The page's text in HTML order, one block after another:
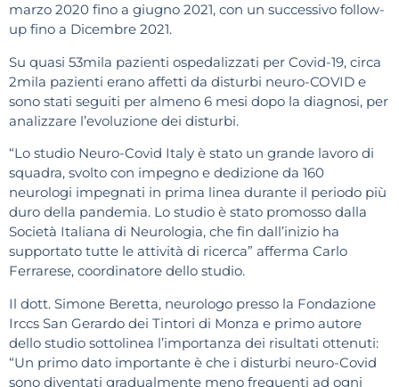
marzo 2020 fino a giugno 2021, con un successivo follow-
up fino a Dicembre 2021.
Su quasi 53mila pazienti ospedalizzati per Covid-19, circa
2mila pazienti erano affetti da disturbi neuro-COVID e
sono stati seguiti per almeno 6 mesi dopo la diagnosi, per
analizzare l’evoluzione dei disturbi.
“Lo studio Neuro-Covid Italy è stato un grande lavoro di
squadra, svolto con impegno e dedizione da 160
neurologi impegnati in prima linea durante il periodo più
duro della pandemia. Lo studio è stato promosso dalla
Società Italiana di Neurologia, che fin dall’inizio ha
supportato tutte le attività di ricerca” afferma Carlo
Ferrarese, coordinatore dello studio.
Il dott. Simone Beretta, neurologo presso la Fondazione
Irccs San Gerardo dei Tintori di Monza e primo autore
dello studio sottolinea l’importanza dei risultati ottenuti:
“Un primo dato importante è che i disturbi neuro-Covid
sono diventati gradualmente meno frequenti ad ogni